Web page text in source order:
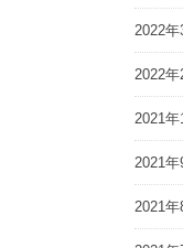
2022
2022
2021
2021
2021